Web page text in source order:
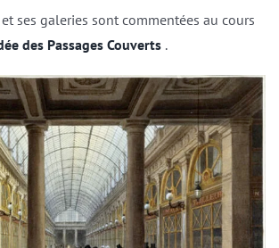
ses galeries sont commentées au cours
des Passages Couverts.